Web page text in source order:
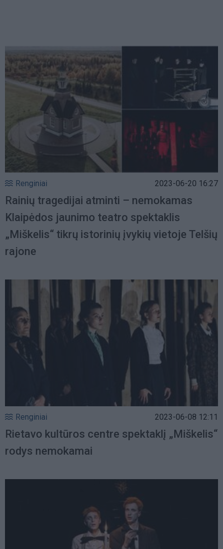
Renginiai 2023-06-20 16:27
Rainių tragedijai atminti – nemokamas
Klaipėdos jaunimo teatro spektaklis
„Miškelis“ tikrų istorinių įvykių vietoje Telšių
rajone
Renginiai 2023-06-08 12:11
Rietavo kultūros centre spektaklį „Miškelis“
rodys nemokamai